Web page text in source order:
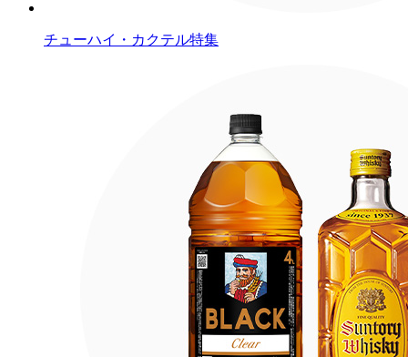
チューハイ・カクテル特集